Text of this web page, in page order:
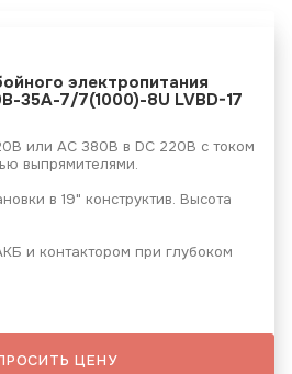
электропитания
35А-7/7(1000)-8U LVBD-17
или AC 380В в DC 220В с током
выпрямителями.
в 19" конструктив. Высота
и контактором при глубоком
ЦЕНУ